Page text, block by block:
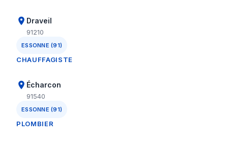
Draveil
91210
ESSONNE (91)
CHAUFFAGISTE
Écharcon
91540
ESSONNE (91)
PLOMBIER